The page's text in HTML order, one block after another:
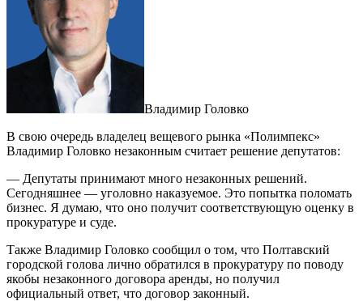
Владимир Головко
В свою очередь владелец вещевого рынка «Полимпекс»
Владимир Головко незаконным считает решение депутатов:
— Депутаты принимают много незаконных решений.
Сегодняшнее — уголовно наказуемое. Это попытка поломать
бизнес. Я думаю, что оно получит соответствующую оценку в
прокуратуре и суде.
Также Владимир Головко сообщил о том, что Полтавский
городской голова лично обратился в прокуратуру по поводу
якобы незаконного договора аренды, но получил
официальный ответ, что договор законный.